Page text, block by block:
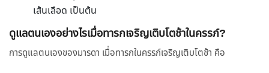
เส้นเลือด เป็นต้น
ดูแลตนเองอย่างไรเมื่อทารกเจริญเติบโตช้าในครรภ์?
การดูแลตนเองของมารดา เมื่อทารกในครรภ์เจริญเติบโตช้า คือ